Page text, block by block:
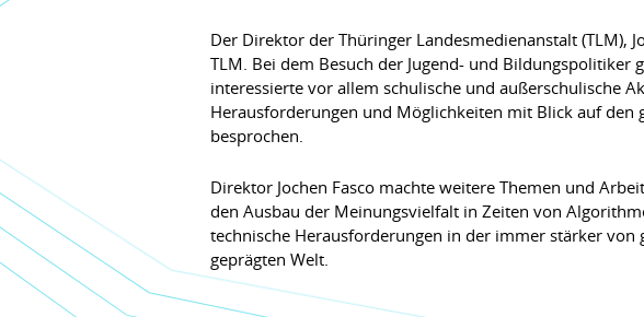
Der Direktor der Thüringer Landesmedienanstalt (TLM),
TLM. Bei dem Besuch der Jugend- und
interessierte vor allem schulische und außerschulische
Herausforderungen und Möglichkeiten mit Blick auf
besprochen.
Direktor Jochen Fasco machte weitere Themen und
den Ausbau der Meinungsvielfalt in Zeiten von
technische Herausforderungen in der immer stärker
geprägten Welt.